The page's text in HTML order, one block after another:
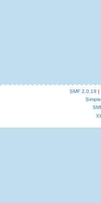
SMF 2.0.19 |